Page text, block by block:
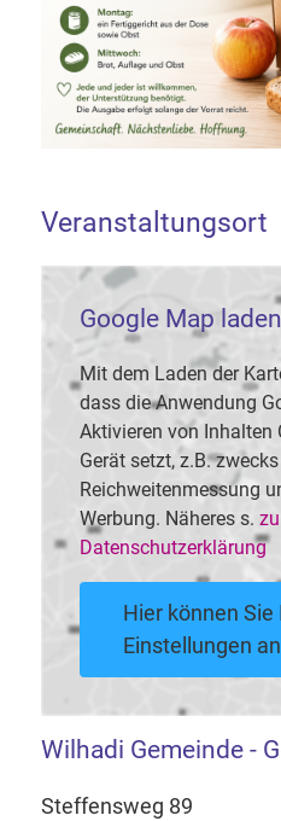
Veranstaltungsort
Google Map laden
Mit dem Laden der
dass die Anwendung
Aktivieren von Inhalten
Gerät setzt, z.B. zwecks
Reichweitenmessung
Werbung. Näheres s.
Datenschutzerklärung
Hier können Sie
Einstellungen
Wilhadi Gemeinde -
Steffensweg 89